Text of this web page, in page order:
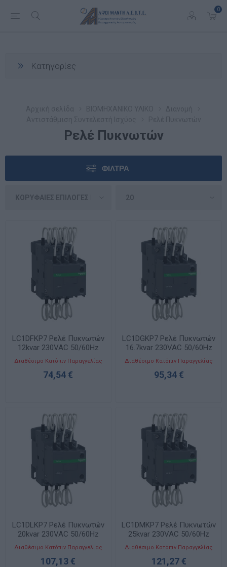
0
Κατηγορίες
Ρελέ Πυκνωτών
ΦΊΛΤΡΑ
LC1DFKP7 Ρελέ Πυκνωτών
12kvar 230VAC 50/60Hz
Διαθέσιμο Κατόπιν Παραγγελίας
74,54 €
LC1DGKP7 Ρελέ Πυκνωτών
16.7kvar 230VAC 50/60Hz
Διαθέσιμο Κατόπιν Παραγγελίας
95,34 €
LC1DLKP7 Ρελέ Πυκνωτών
20kvar 230VAC 50/60Hz
Διαθέσιμο Κατόπιν Παραγγελίας
107,13 €
LC1DMKP7 Ρελέ Πυκνωτών
25kvar 230VAC 50/60Hz
Διαθέσιμο Κατόπιν Παραγγελίας
121,27 €